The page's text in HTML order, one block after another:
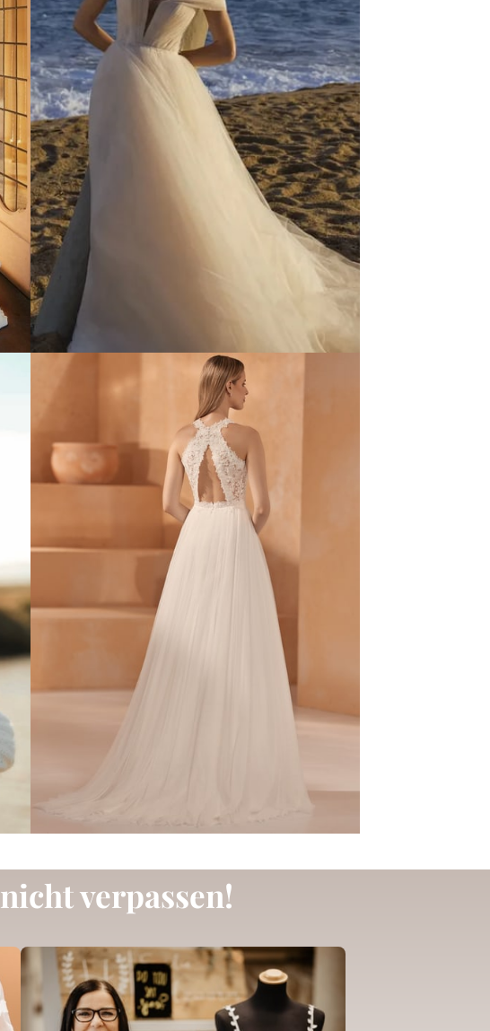
nicht verpassen!